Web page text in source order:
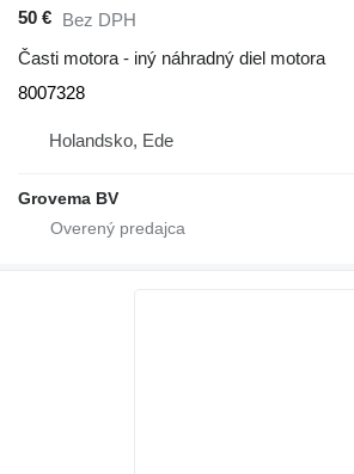
50 € Bez DPH
Časti motora - iný náhradný diel motora
8007328
Holandsko, Ede
Grovema BV